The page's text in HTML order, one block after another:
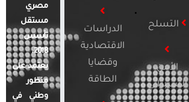
التسلح
الأمن
السيبراني
الدراسات
الاقتصادية
وقضايا
الطاقة
مصري
مستقل
تأسس
2018.
يعتمد على
منظور
وطني في